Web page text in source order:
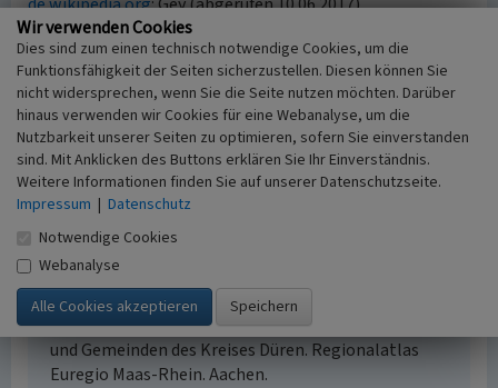
de.wikipedia.org: Amt Nörvenich (abgerufen 10.06.2017)
Literatur
Groten, Manfred; Johanek, Peter; Reininghaus,
Wilfried; Wensky, Margret / Landschaftsverband
Rheinland; Landschaftsverband Westfalen-Lippe
(Hrsg.) (2006) Handbuch der Historischen Stätten
Nordrhein-Westfalen. (3. völlig neu bearbeitete
Auflage). (HbHistSt NRW, Kröners Taschenausgabe,
Band 273.) S. 495-496, Stuttgart.
Schreiber, Theo / Maas-Rhein Institut für
Angewandte Geographie e.V. (Hrsg.) (1990)
und Gemeinden des Kreises Düren. Regionalatlas
Euregio Maas-Rhein. Aachen.
Wir verwenden Cookies
Dies sind zum einen technisch notwendige Cookies, um die
Funktionsfähigkeit der Seiten sicherzustellen. Diesen können Sie
nicht widersprechen, wenn Sie die Seite nutzen möchten. Darüber
hinaus verwenden wir Cookies für eine Webanalyse, um die
Nutzbarkeit unserer Seiten zu optimieren, sofern Sie einverstanden
sind. Mit Anklicken des Buttons erklären Sie Ihr Einverständnis.
Weitere Informationen finden Sie auf unserer Datenschutzseite.
Impressum | Datenschutz
Notwendige Cookies
Webanalyse